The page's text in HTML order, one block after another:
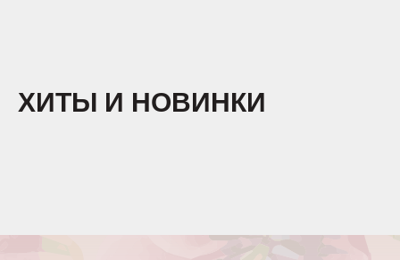
ХИТЫ И НОВИНКИ